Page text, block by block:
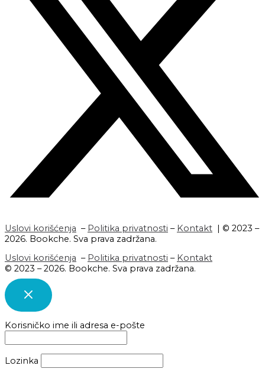
Uslovi korišćenja – Politika privatnosti – Kontakt | © 2023 –
2026. Bookche. Sva prava zadržana.
Uslovi korišćenja – Politika privatnosti – Kontakt
© 2023 – 2026. Bookche. Sva prava zadržana.
Korisničko ime ili adresa e-pošte
Lozinka